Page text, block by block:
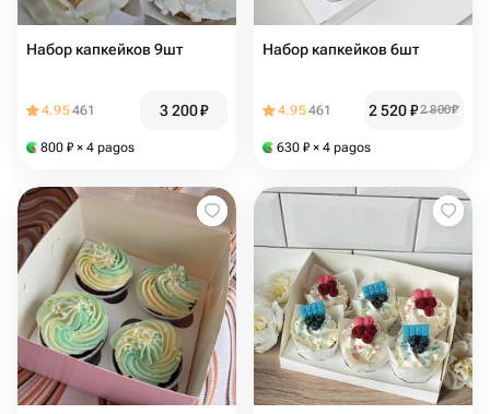
Набор капкейков 9шт
4.95461 3 200₽
800 ₽ × 4 pagos
Набор капкейков 6шт
4.95461 2 520₽2 800₽
630 ₽ × 4 pagos